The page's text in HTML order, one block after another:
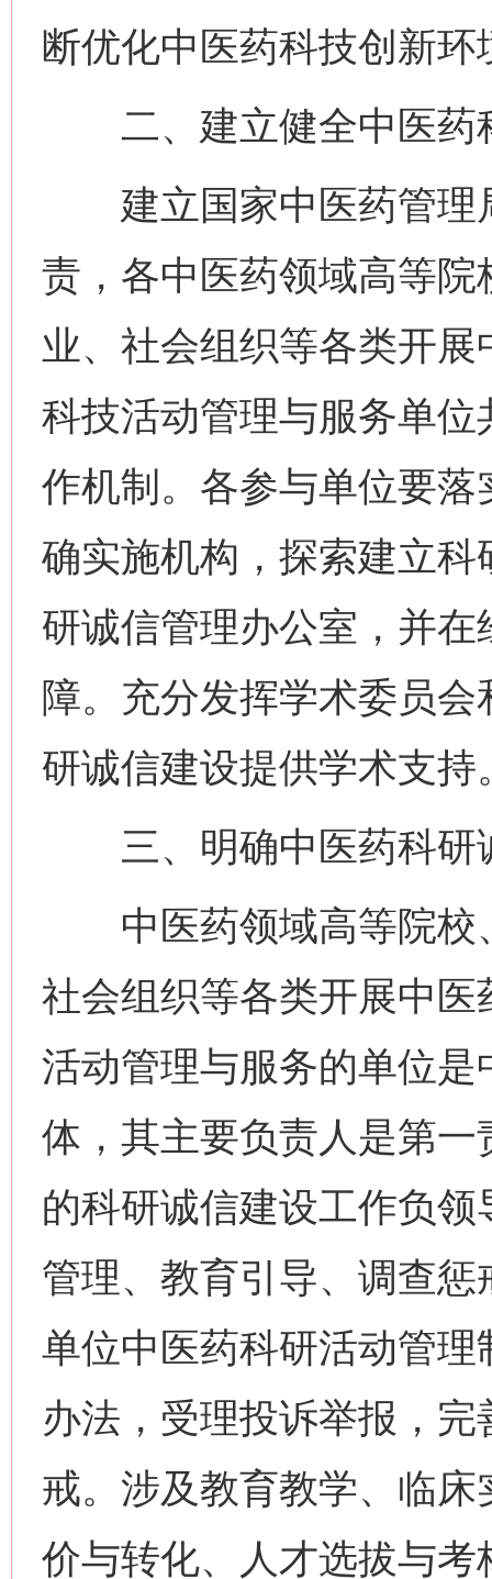
断优化中医药科技创新环
二、建立健全中医药
建立国家中医药管理
责，各中医药领域高等
业、社会组织等各类开
科技活动管理与服务单
作机制。各参与单位要
确实施机构，探索建立
研诚信管理办公室，并
障。充分发挥学术委员
研诚信建设提供学术支持
三、明确中医药科研
中医药领域高等院校
社会组织等各类开展中
活动管理与服务的单位
体，其主要负责人是第
的科研诚信建设工作负
管理、教育引导、调查
单位中医药科研活动管
办法，受理投诉举报，
戒。涉及教育教学、临
价与转化、人才选拔与